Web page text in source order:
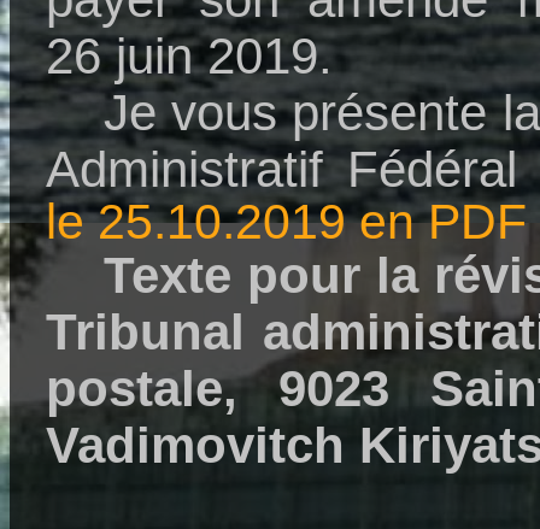
26 juin 2019.
Je vous présente
Administratif
le 25.10.2019 en PDF
Texte pour la
Tribunal
postale, 9023
Vadimovitch